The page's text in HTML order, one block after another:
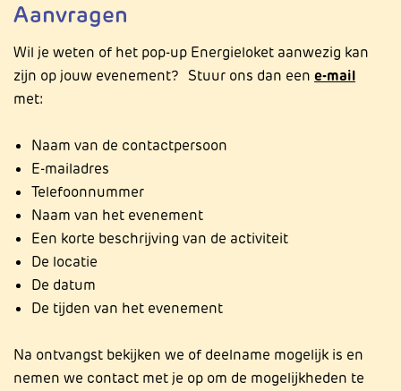
Aanvragen
Wil je weten of het pop-up Energieloket aanwezig kan
zijn op jouw evenement? Stuur ons dan een e-mail
met:
Naam van de contactpersoon
E-mailadres
Telefoonnummer
Naam van het evenement
Een korte beschrijving van de activiteit
De locatie
De datum
De tijden van het evenement
Na ontvangst bekijken we of deelname mogelijk is en
nemen we contact met je op om de mogelijkheden te